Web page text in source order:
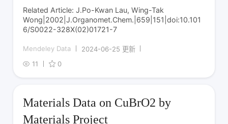
Related Article: J.Po-Kwan Lau, Wing-Tak
Wong|2002|J.Organomet.Chem.|659|151|doi:10.101
6/S0022-328X(02)01721-7
Mendeley Data
2024-06-25 更新
11
0
Materials Data on CuBrO2 by
Materials Project